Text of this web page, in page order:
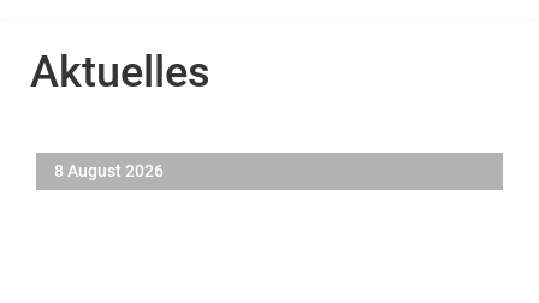
Aktuelles
8 August 2026